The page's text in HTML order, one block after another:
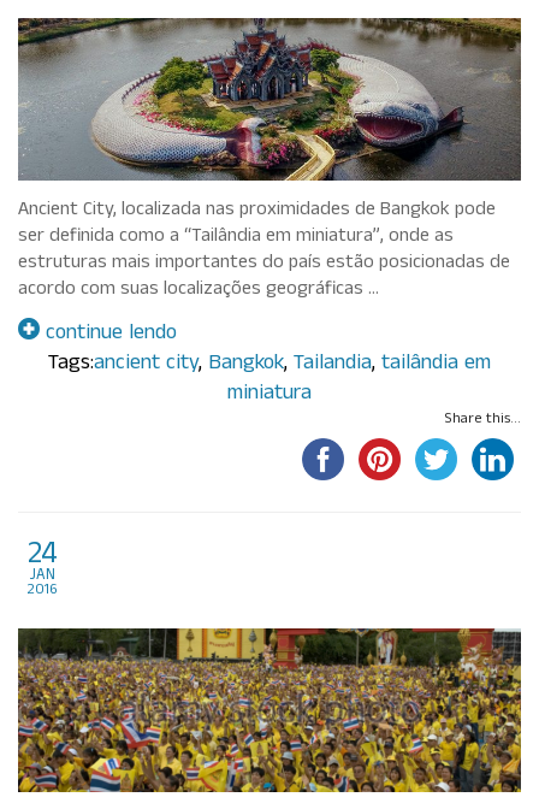
Ancient City, localizada nas proximidades de Bangkok pode
ser definida como a “Tailândia em miniatura”, onde as
estruturas mais importantes do país estão posicionadas de
acordo com suas localizações geográficas …
continue lendo
Tags:ancient city, Bangkok, Tailandia, tailândia em
miniatura
Share this...
24
jan
2016